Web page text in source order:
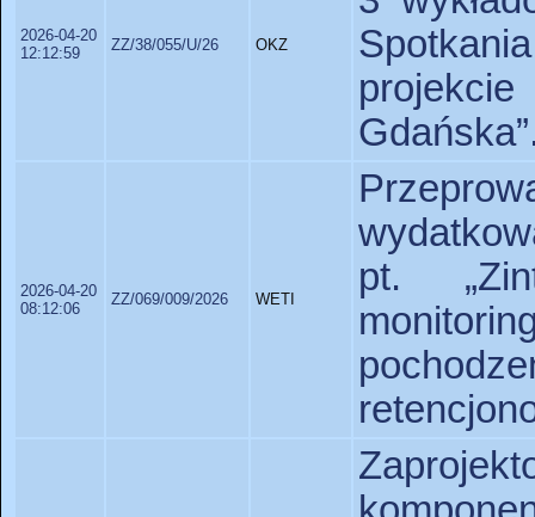
2026-04-20
12:12:59
ZZ/38/055/U/26 OKZ
2026-04-20
08:12:06
ZZ/069/009/2026 WETI
pt.